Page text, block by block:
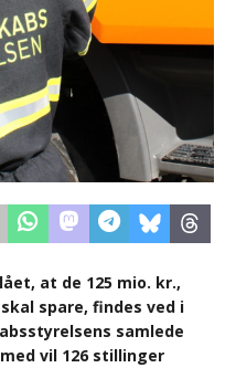
at de 125 mio. kr.,
spare, findes ved i
samlede
vil 126 stillinger